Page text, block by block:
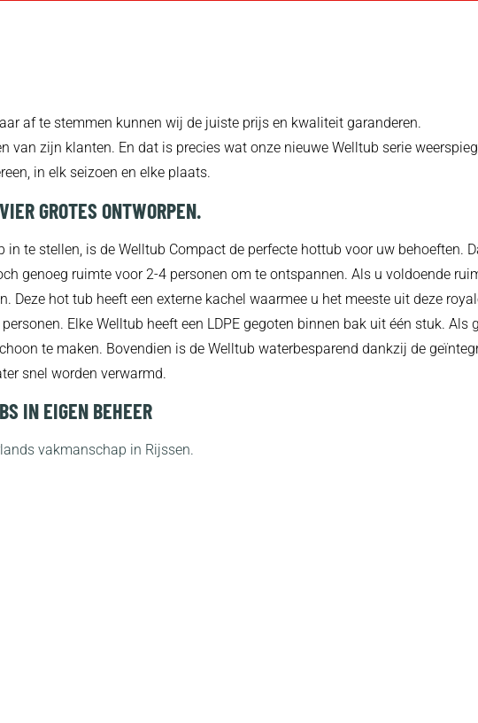
af te stemmen kunnen wij de juiste prijs en kwaliteit garanderen.
van zijn klanten. En dat is precies wat onze nieuwe Welltub serie
in elk seizoen en elke plaats.
GROTES ONTWORPEN.
te stellen, is de Welltub Compact de perfecte hottub voor uw behoeften.
genoeg ruimte voor 2-4 personen om te ontspannen. Als u voldoende
Deze hot tub heeft een externe kachel waarmee u het meeste uit deze
Elke Welltub heeft een LDPE gegoten binnen bak uit één stuk. Als
te maken. Bovendien is de Welltub waterbesparend dankzij de
snel worden verwarmd.
IN EIGEN BEHEER
vakmanschap in Rijssen.